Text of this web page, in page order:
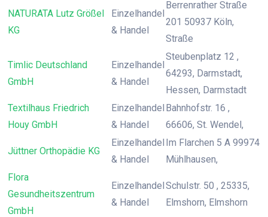
NATURATA Lutz Größel
KG
Einzelhandel
& Handel
Berrenrather Straße
201 50937 Köln,
Straße
Timlic Deutschland
GmbH
Einzelhandel
& Handel
Steubenplatz 12 ,
64293, Darmstadt,
Hessen, Darmstadt
Textilhaus Friedrich
Houy GmbH
Einzelhandel
& Handel
Bahnhofstr. 16 ,
66606, St. Wendel,
Jüttner Orthopädie KG
Einzelhandel
& Handel
Im Flarchen 5 A 99974
Mühlhausen,
Flora
Gesundheitszentrum
GmbH
Einzelhandel
& Handel
Schulstr. 50 , 25335,
Elmshorn, Elmshorn